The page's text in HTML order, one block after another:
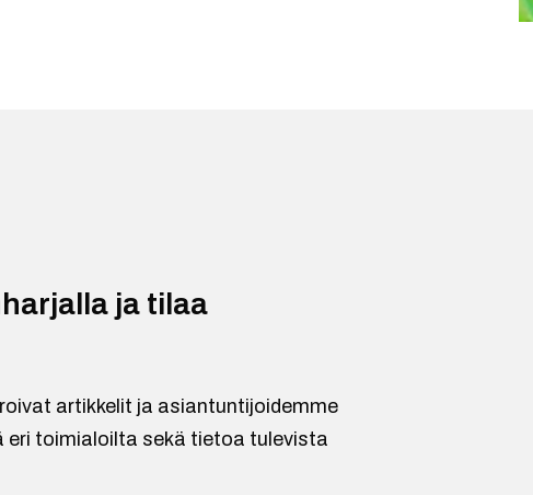
ja tilaa
artikkelit ja asiantuntijoidemme
eri toimialoilta sekä tietoa tulevista